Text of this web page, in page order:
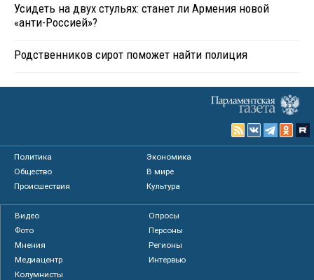
Усидеть на двух стульях: станет ли Армения новой
«анти-Россией»?
Родственников сирот поможет найти полиция
Политика
Экономика
Общество
В мире
Происшествия
Культура
Видео
Опросы
Фото
Персоны
Мнения
Регионы
Медиацентр
Интервью
Колумнисты